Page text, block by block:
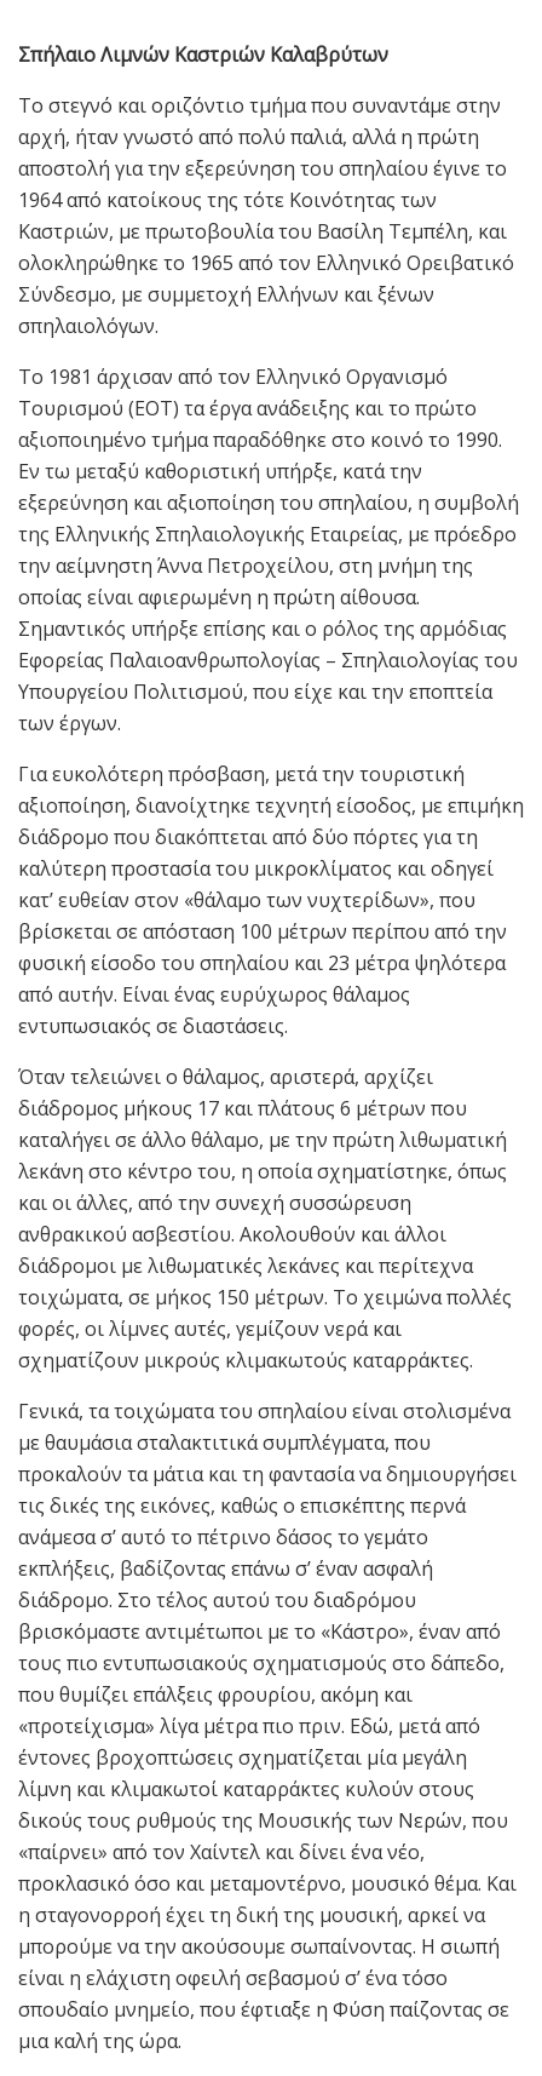
Σπήλαιο Λιμνών Καστριών Καλαβρύτων
Το στεγνό και οριζόντιο τμήμα που συναντάμε στην
αρχή, ήταν γνωστό από πολύ παλιά, αλλά η πρώτη
αποστολή για την εξερεύνηση του σπηλαίου έγινε το
1964 από κατοίκους της τότε Κοινότητας των
Καστριών, με πρωτοβουλία του Βασίλη Τεμπέλη, και
ολοκληρώθηκε το 1965 από τον Ελληνικό Ορειβατικό
Σύνδεσμο, με συμμετοχή Ελλήνων και ξένων
σπηλαιολόγων.
Το 1981 άρχισαν από τον Ελληνικό Οργανισμό
Τουρισμού (EOT) τα έργα ανάδειξης και το πρώτο
αξιοποιημένο τμήμα παραδόθηκε στο κοινό το 1990.
Εν τω μεταξύ καθοριστική υπήρξε, κατά την
εξερεύνηση και αξιοποίηση του σπηλαίου, η συμβολή
της Ελληνικής Σπηλαιολογικής Εταιρείας, με πρόεδρο
την αείμνηστη Άννα Πετροχείλου, στη μνήμη της
οποίας είναι αφιερωμένη η πρώτη αίθουσα.
Σημαντικός υπήρξε επίσης και ο ρόλος της αρμόδιας
Εφορείας Παλαιοανθρωπολογίας – Σπηλαιολογίας του
Υπουργείου Πολιτισμού, που είχε και την εποπτεία
των έργων.
Για ευκολότερη πρόσβαση, μετά την τουριστική
αξιοποίηση, διανοίχτηκε τεχνητή είσοδος, με επιμήκη
διάδρομο που διακόπτεται από δύο πόρτες για τη
καλύτερη προστασία του μικροκλίματος και οδηγεί
κατ’ ευθείαν στον «θάλαμο των νυχτερίδων», που
βρίσκεται σε απόσταση 100 μέτρων περίπου από την
φυσική είσοδο του σπηλαίου και 23 μέτρα ψηλότερα
από αυτήν. Είναι ένας ευρύχωρος θάλαμος
εντυπωσιακός σε διαστάσεις.
Όταν τελειώνει ο θάλαμος, αριστερά, αρχίζει
διάδρομος μήκους 17 και πλάτους 6 μέτρων που
καταλήγει σε άλλο θάλαμο, με την πρώτη λιθωματική
λεκάνη στο κέντρο του, η οποία σχηματίστηκε, όπως
και οι άλλες, από την συνεχή συσσώρευση
ανθρακικού ασβεστίου. Ακολουθούν και άλλοι
διάδρομοι με λιθωματικές λεκάνες και περίτεχνα
τοιχώματα, σε μήκος 150 μέτρων. Το χειμώνα πολλές
φορές, οι λίμνες αυτές, γεμίζουν νερά και
σχηματίζουν μικρούς κλιμακωτούς καταρράκτες.
Γενικά, τα τοιχώματα του σπηλαίου είναι στολισμένα
με θαυμάσια σταλακτιτικά συμπλέγματα, που
προκαλούν τα μάτια και τη φαντασία να δημιουργήσει
τις δικές της εικόνες, καθώς ο επισκέπτης περνά
ανάμεσα σ’ αυτό το πέτρινο δάσος το γεμάτο
εκπλήξεις, βαδίζοντας επάνω σ’ έναν ασφαλή
διάδρομο. Στο τέλος αυτού του διαδρόμου
βρισκόμαστε αντιμέτωποι με το «Κάστρο», έναν από
τους πιο εντυπωσιακούς σχηματισμούς στο δάπεδο,
που θυμίζει επάλξεις φρουρίου, ακόμη και
«προτείχισμα» λίγα μέτρα πιο πριν. Εδώ, μετά από
έντονες βροχοπτώσεις σχηματίζεται μία μεγάλη
λίμνη και κλιμακωτοί καταρράκτες κυλούν στους
δικούς τους ρυθμούς της Μουσικής των Νερών, που
«παίρνει» από τον Χαίντελ και δίνει ένα νέο,
προκλασικό όσο και μεταμοντέρνο, μουσικό θέμα. Και
η σταγονορροή έχει τη δική της μουσική, αρκεί να
μπορούμε να την ακούσουμε σωπαίνοντας. Η σιωπή
είναι η ελάχιστη οφειλή σεβασμού σ’ ένα τόσο
σπουδαίο μνημείο, που έφτιαξε η Φύση παίζοντας σε
μια καλή της ώρα.